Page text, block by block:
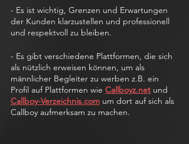
- Es ist wichtig, Grenzen und Erwartungen
der Kunden klarzustellen und professionell
und respektvoll zu bleiben.
- Es gibt verschiedene Plattformen, die sich
als nützlich erweisen können, um als
männlicher Begleiter zu werben z.B. ein
Profil auf Plattformen wie Callboyz.net und
Callboy-Verzeichnis.com um dort auf sich als
Callboy aufmerksam zu machen.